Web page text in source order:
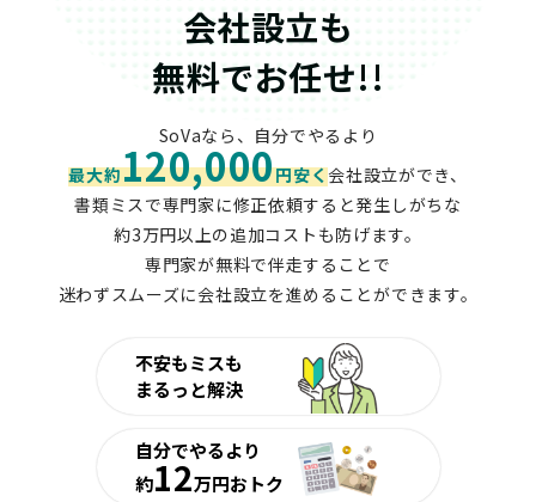
会社設立も
無料でお任せ!!
SoVaなら、自分でやるより
最大約120,000円安く会社設立ができ、
書類ミスで専門家に修正依頼すると発生しがちな
約3万円以上の追加コストも防げます。
専門家が無料で伴走することで
迷わずスムーズに会社設立を進めることができます。
不安もミスも
まるっと解決
自分でやるより
約12万円おトク